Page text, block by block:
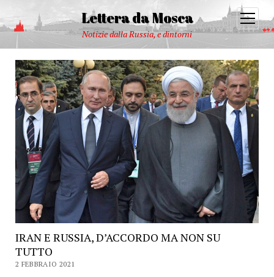
Lettera da Mosca
Notizie dalla Russia, e dintorni
open
menu
IRAN E RUSSIA, D’ACCORDO MA NON SU
TUTTO
2 FEBBRAIO 2021